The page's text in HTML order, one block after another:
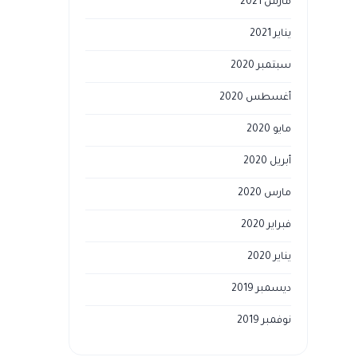
مارس 2021
يناير 2021
سبتمبر 2020
أغسطس 2020
مايو 2020
أبريل 2020
مارس 2020
فبراير 2020
يناير 2020
ديسمبر 2019
نوفمبر 2019